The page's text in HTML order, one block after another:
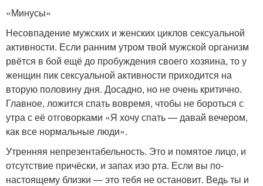
«Минусы»
Несовпадение мужских и женских циклов сексуальной
активности. Если ранним утром твой мужской организм
рвётся в бой ещё до пробуждения своего хозяина, то у
женщин пик сексуальной активности приходится на
вторую половину дня. Досадно, но не очень критично.
Главное, ложится спать вовремя, чтобы не бороться с
утра с её отговорками «Я хочу спать — давай вечером,
как все нормальные люди».
Утренняя непрезентабельность. Это и помятое лицо, и
отсутствие причёски, и запах изо рта. Если вы по-
настоящему близки — это тебя не остановит. Ведь ты и